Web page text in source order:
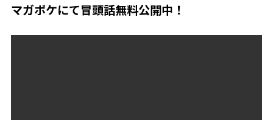
マガポケにて冒頭話無料公開中！